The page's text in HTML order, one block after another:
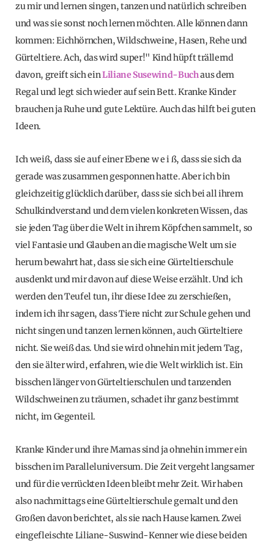
zu mir und lernen singen, tanzen und natürlich schreiben
und was sie sonst noch lernen möchten. Alle können dann
kommen: Eichhörnchen, Wildschweine, Hasen, Rehe und
Gürteltiere. Ach, das wird super!" Kind hüpft trällernd
davon, greift sich einLiliane Susewind-Buchaus dem
Regal und legt sich wieder auf sein Bett. Kranke Kinder
brauchen ja Ruhe und gute Lektüre. Auch das hilft bei guten
Ideen.
Ich weiß, dass sie auf einer Ebene w e i ß, dass sie sich da
gerade was zusammen gesponnen hatte. Aber ich bin
gleichzeitig glücklich darüber, dass sie sich bei all ihrem
Schulkindverstand und dem vielen konkreten Wissen, das
sie jeden Tag über die Welt in ihrem Köpfchen sammelt, so
viel Fantasie und Glauben an die magische Welt um sie
herum bewahrt hat, dass sie sich eine Gürteltierschule
ausdenkt und mir davon auf diese Weise erzählt. Und ich
werden den Teufel tun, ihr diese Idee zu zerschießen,
indem ich ihr sagen, dass Tiere nicht zur Schule gehen und
nicht singen und tanzen lernen können, auch Gürteltiere
nicht. Sie weiß das. Und sie wird ohnehin mit jedem Tag,
den sie älter wird, erfahren, wie die Welt wirklich ist. Ein
bisschen länger von Gürteltierschulen und tanzenden
Wildschweinen zu träumen, schadet ihr ganz bestimmt
nicht, im Gegenteil.
Kranke Kinder und ihre Mamas sind ja ohnehin immer ein
bisschen im Paralleluniversum. Die Zeit vergeht langsamer
und für die verrückten Ideen bleibt mehr Zeit. Wir haben
also nachmittags eine Gürteltierschule gemalt und den
Großen davon berichtet, als sie nach Hause kamen. Zwei
eingefleischte Liliane-Suswind-Kenner wie diese beiden